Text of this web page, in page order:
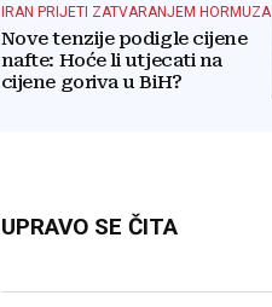
IRAN PRIJETI ZATVARANJEM HORMUZA
Nove tenzije podigle cijene
nafte: Hoće li utjecati na
cijene goriva u BiH?
UPRAVO SE ČITA